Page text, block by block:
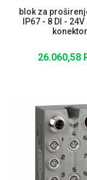
blok za
IP67 - 8 DI -
konektor
26.060,58